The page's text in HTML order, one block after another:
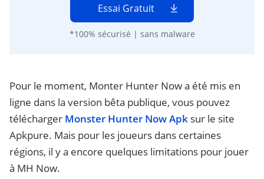
Essai Gratuit
*100% sécurisé | sans malware
Pour le moment, Monter Hunter Now a été mis en
ligne dans la version bêta publique, vous pouvez
télécharger Monster Hunter Now Apk sur le site
Apkpure. Mais pour les joueurs dans certaines
régions, il y a encore quelques limitations pour jouer
à MH Now.